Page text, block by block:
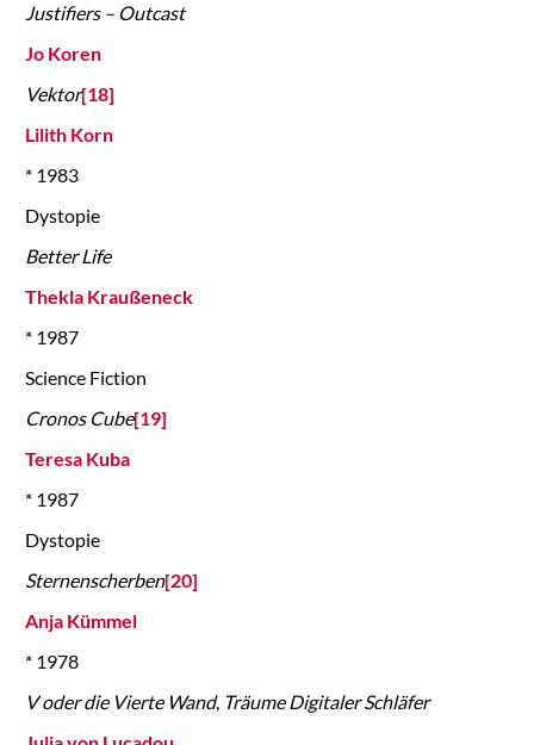
Justifiers – Outcast
Jo Koren
Vektor[18]
Lilith Korn
* 1983
Dystopie
Better Life
Thekla Kraußeneck
* 1987
Science Fiction
Cronos Cube[19]
Teresa Kuba
* 1987
Dystopie
Sternenscherben[20]
Anja Kümmel
* 1978
V oder die Vierte Wand, Träume Digitaler Schläfer